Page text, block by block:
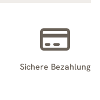
Sichere Bezahlung